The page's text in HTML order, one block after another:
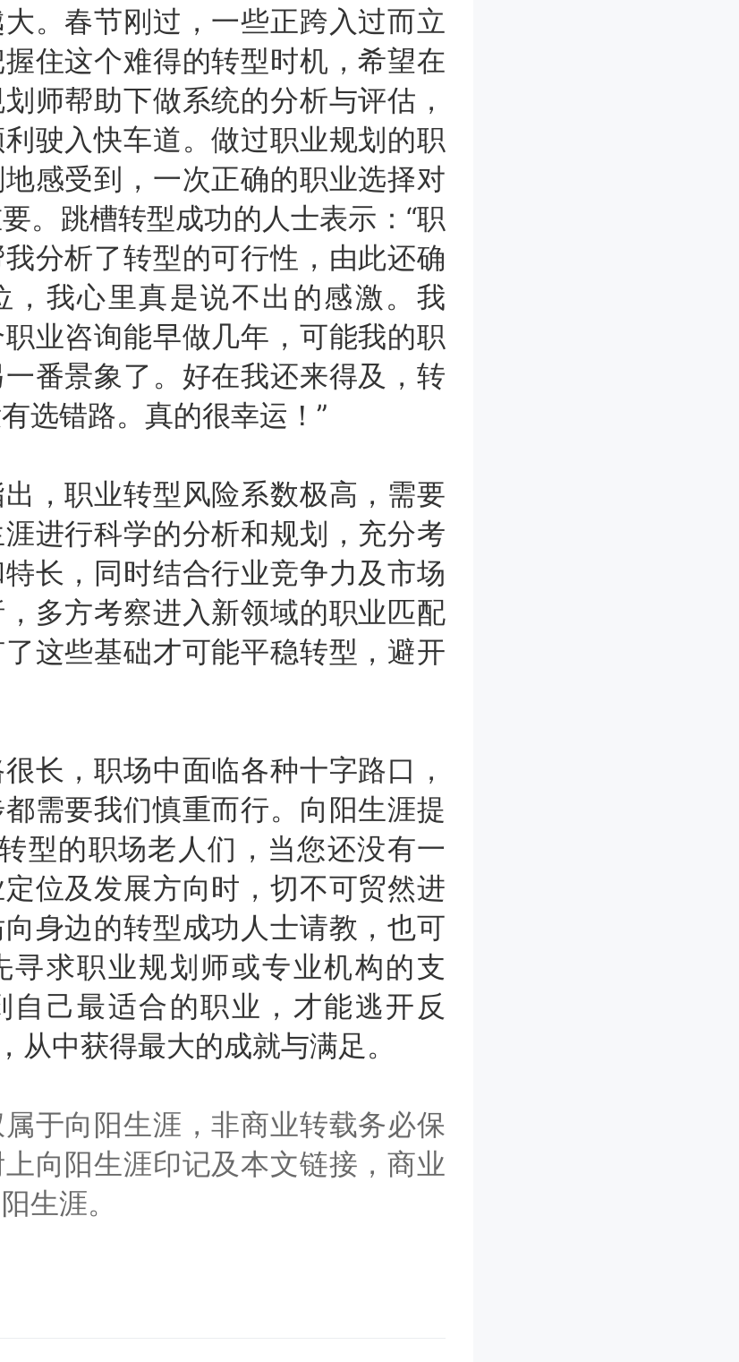
。春节刚过，一些正跨入过而立
住这个难得的转型时机，希望在
师帮助下做系统的分析与评估，
驶入快车道。做过职业规划的职
感受到，一次正确的职业选择对
。跳槽转型成功的人士表示：“职
分析了转型的可行性，由此还确
，我心里真是说不出的感激。我
业咨询能早做几年，可能我的职
番景象了。好在我还来得及，转
选错路。真的很幸运！”
职业转型风险系数极高，需要
进行科学的分析和规划，充分考
长，同时结合行业竞争力及市场
多方考察进入新领域的职业匹配
这些基础才可能平稳转型，避开
，职场中面临各种十字路口，
需要我们慎重而行。向阳生涯提
型的职场老人们，当您还没有一
位及发展方向时，切不可贸然进
身边的转型成功人士请教，也可
寻求职业规划师或专业机构的支
自己最适合的职业，才能逃开反
从中获得最大的成就与满足。
向阳生涯，非商业转载务必保
向阳生涯印记及本文链接，商业
生涯。